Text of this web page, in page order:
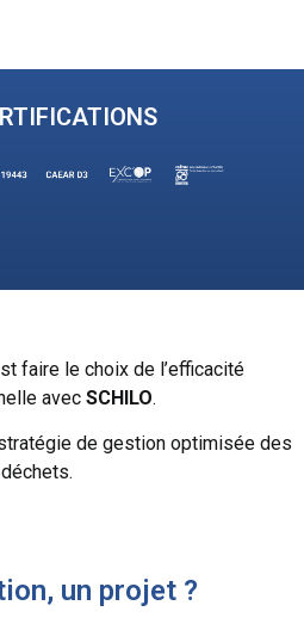
faire le choix de l’efficacité
avec SCHILO.
de gestion optimisée des
déchets.
un projet ?